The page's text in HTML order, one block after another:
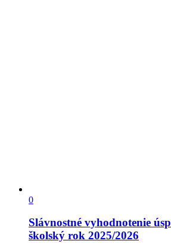
0
Slávnostné vyhodnotenie
školský rok 2025/2026